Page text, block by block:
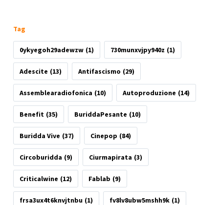
Tag
0ykyegoh29adewzw (1) 730munxvjpy940z (1)
Adescite (13) Antifascismo (29)
Assemblearadiofonica (10) Autoproduzione (14)
Benefit (35) BuriddaPesante (10)
Buridda Vive (37) Cinepop (84)
Circoburidda (9) Ciurmapirata (3)
Criticalwine (12) Fablab (9)
frsa3ux4t6knvjtnbu (1) fv8lv8ubw5mshh9k (1)